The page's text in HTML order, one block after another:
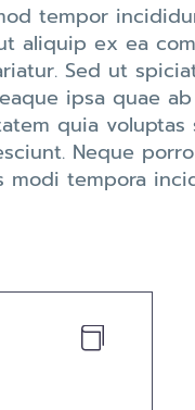
tempor
aliquip ex ea
Sed ut
ipsa quae
quia
Neque
tempora

